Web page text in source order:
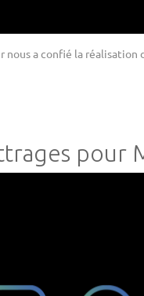
a confié la réalisation
pour